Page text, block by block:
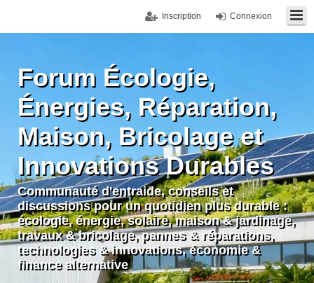
Connexion
Inscription
Forum Écologie,
Énergies, Réparation,
Maison, Bricolage et
Innovations Durables
Communauté d'entraide, conseils et
discussions pour un quotidien plus durable :
écologie, énergie, solaire, maison & jardinage,
travaux & bricolage, pannes & réparations,
technologies & innovations, économie &
finance alternative